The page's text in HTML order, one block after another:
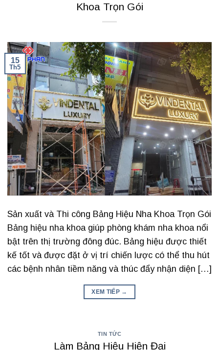
Khoa Trọn Gói
15
Th5
Sản xuất và Thi công Bảng Hiệu Nha Khoa Trọn Gói
Bảng hiệu nha khoa giúp phòng khám nha khoa nổi
bật trên thị trường đông đúc. Bảng hiệu được thiết
kế tốt và được đặt ở vị trí chiến lược có thể thu hút
các bệnh nhân tiềm năng và thúc đẩy nhận diện […]
XEM TIẾP →
TIN TỨC
Làm Bảng Hiệu Hiện Đại